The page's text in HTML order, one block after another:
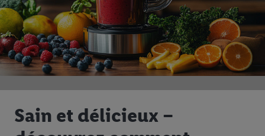
Sain et délicieux –